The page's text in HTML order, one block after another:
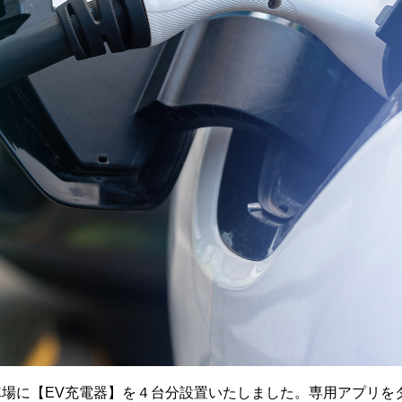
に【EV充電器】を４台分設置いたしました。専用アプリを